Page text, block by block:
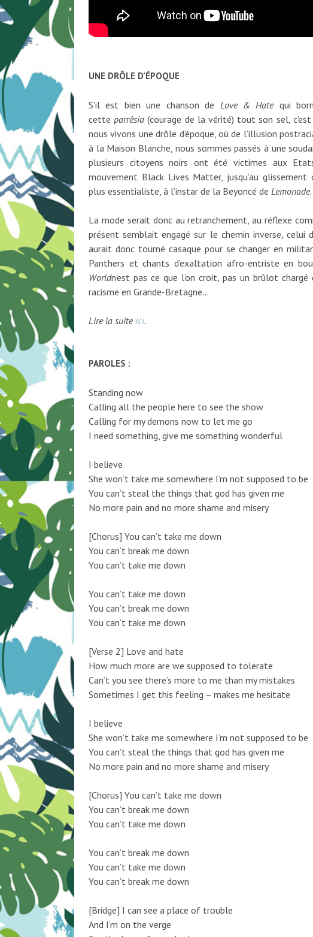
UNE DRÔLE D’ÉPOQUE
S’il est bien une chanson de Love & Hatequi
cetteparrêsia (courage de la vérité) tout son sel,
nous vivons une drôle d’époque, où de l’illusion
à la Maison Blanche, nous sommes passés à une
plusieurs citoyens noirs ont été victimes aux
mouvement Black Lives Matter, jusqu’au
plus essentialiste, à l’instar de la Beyoncé de Lemonade.
La mode serait donc au retranchement, au réflexe
présent semblait engagé sur le chemin inverse, celui
aurait donc tourné casaque pour se changer en
Panthers et chants d’exaltation afro-entriste en
Worldn’est pas ce que l’on croit, pas un brûlot
racisme en Grande-Bretagne…
Lire la suite ici.
PAROLES :
Standing now
Calling all the people here to see the show
Calling for my demons now to let me go
I need something, give me something wonderful
I believe
She won’t take me somewhere I’m not supposed to be
You can’t steal the things that god has given me
No more pain and no more shame and misery
[Chorus] You can’t take me down
You can’t break me down
You can’t take me down
You can’t take me down
You can’t break me down
You can’t take me down
[Verse 2] Love and hate
How much more are we supposed to tolerate
Can’t you see there’s more to me than my mistakes
Sometimes I get this feeling – makes me hesitate
I believe
She won’t take me somewhere I’m not supposed to be
You can’t steal the things that god has given me
No more pain and no more shame and misery
[Chorus] You can’t take me down
You can’t break me down
You can’t take me down
You can’t break me down
You can’t take me down
You can’t break me down
[Bridge] I can see a place of trouble
And I’m on the verge